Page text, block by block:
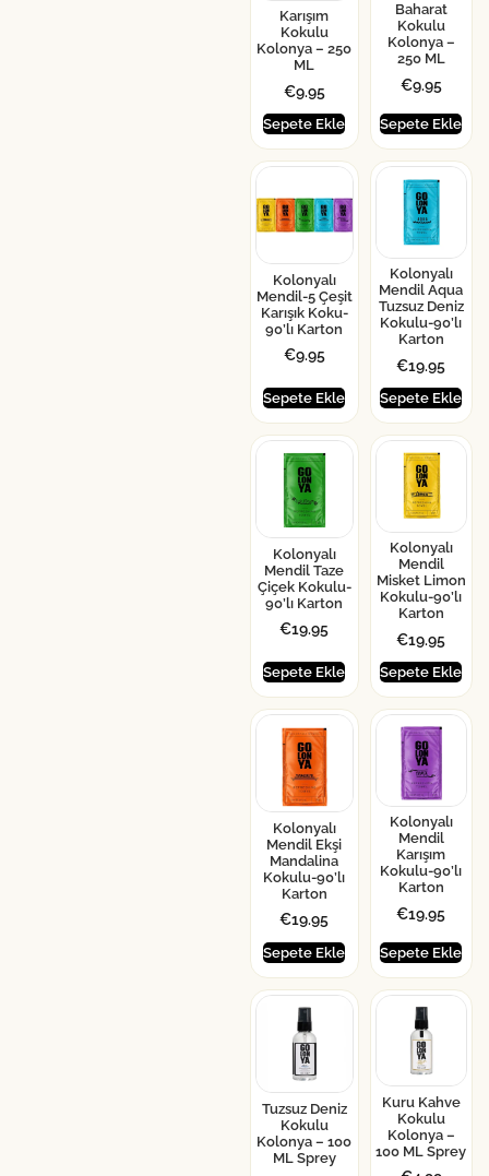
Karışım
Kokulu
Kolonya – 250
ML
€9.95
Sepete Ekle
Baharat
Kokulu
Kolonya –
250 ML
€9.95
Sepete Ekle
Kolonyalı
Mendil-5 Çeşit
Karışık Koku-
90’lı Karton
€9.95
Sepete Ekle
Kolonyalı
Mendil Aqua
Tuzsuz Deniz
Kokulu-90’lı
Karton
€19.95
Sepete Ekle
Kolonyalı
Mendil Taze
Çiçek Kokulu-
90’lı Karton
€19.95
Sepete Ekle
Kolonyalı
Mendil
Misket Limon
Kokulu-90’lı
Karton
€19.95
Sepete Ekle
Kolonyalı
Mendil Ekşi
Mandalina
Kokulu-90’lı
Karton
€19.95
Sepete Ekle
Kolonyalı
Mendil
Karışım
Kokulu-90’lı
Karton
€19.95
Sepete Ekle
Tuzsuz Deniz
Kokulu
Kolonya – 100
ML Sprey
Kuru Kahve
Kokulu
Kolonya –
100 ML Sprey